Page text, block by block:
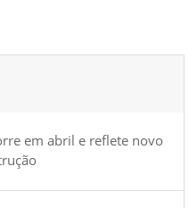
em abril e reflete novo